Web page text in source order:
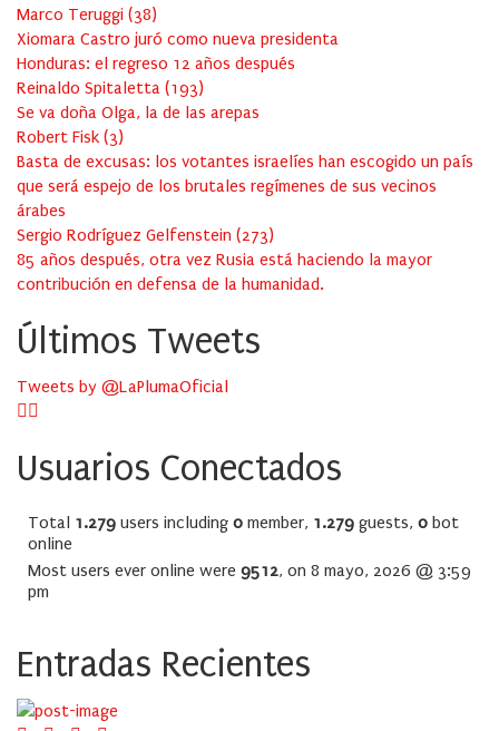
Marco Teruggi (38)
Xiomara Castro juró como nueva presidenta
Honduras: el regreso 12 años después
Reinaldo Spitaletta (193)
Se va doña Olga, la de las arepas
Robert Fisk (3)
Basta de excusas: los votantes israelíes han escogido un país
que será espejo de los brutales regímenes de sus vecinos
árabes
Sergio Rodríguez Gelfenstein (273)
85 años después, otra vez Rusia está haciendo la mayor
contribución en defensa de la humanidad.
Últimos Tweets
Tweets by @LaPlumaOficial
Usuarios Conectados
Total 1.279 users including 0 member, 1.279 guests, 0 bot
online
Most users ever online were 9512, on 8 mayo, 2026 @ 3:59
pm
Entradas Recientes